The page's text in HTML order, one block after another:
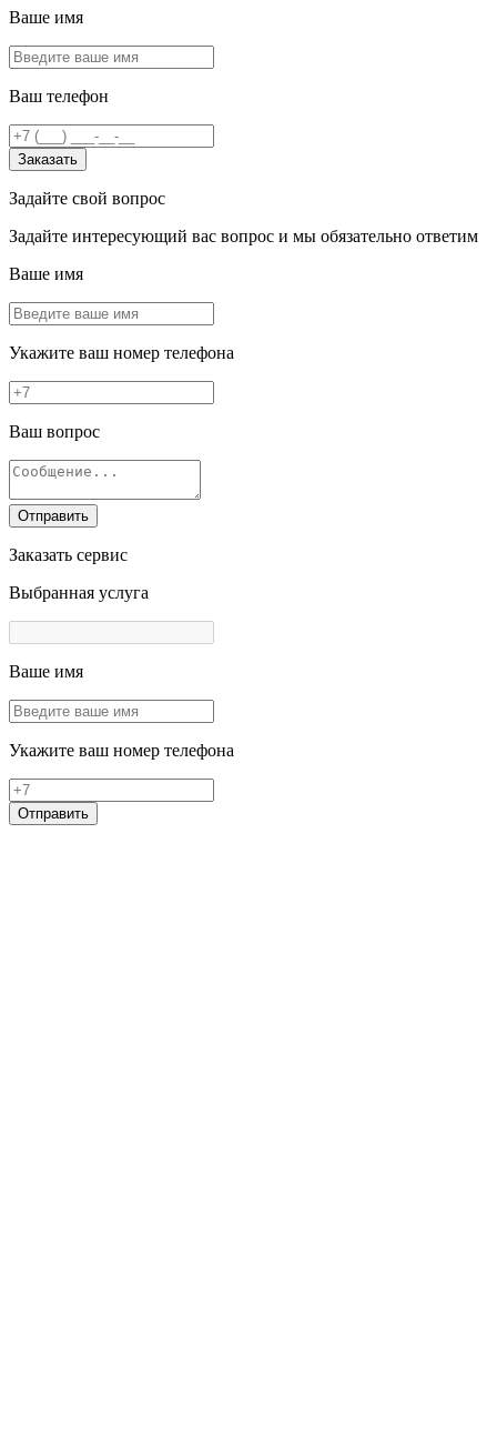
Ваше имя
Ваш телефон
Заказать
Задайте свой вопрос
Задайте интересующий вас вопрос и мы обязательно ответим
Ваше имя
Укажите ваш номер телефона
Ваш вопрос
Отправить
Заказать сервис
Выбранная услуга
Ваше имя
Укажите ваш номер телефона
Отправить